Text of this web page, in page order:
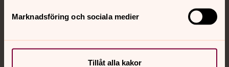
Marknadsföring och sociala medier
Tillåt alla kakor
Akut samtals- och krisstöd. Prata eller chatta anonymt